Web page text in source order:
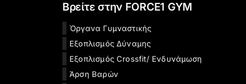
Βρείτε στην FORCE1 GYM
Όργανα Γυμναστικής
Εξοπλισμός Δύναμης
Εξοπλισμός Crossfit/ Ενδυνάμωση
Άρση Βαρών